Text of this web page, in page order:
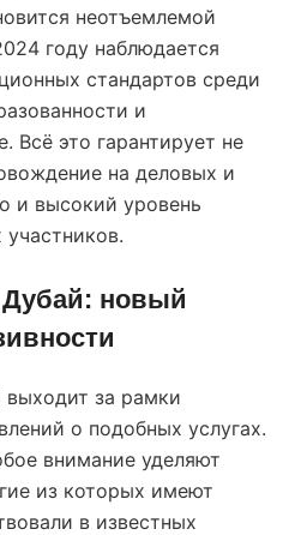
неотъемлемой
году наблюдается
стандартов среди
и
Всё это гарантирует не
на деловых и
и высокий уровень
участников.
новый
за рамки
о подобных услугах.
внимание уделяют
из которых имеют
в известных